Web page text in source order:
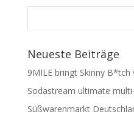
Neueste Beiträge
9MILE bringt Skinny B*tch
Sodastream ultimate
Süßwarenmarkt